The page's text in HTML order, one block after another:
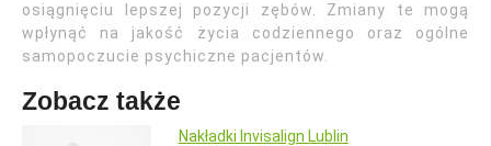
osiągnięciu lepszej pozycji zębów. Zmiany te mogą
wpłynąć na jakość życia codziennego oraz ogólne
samopoczucie psychiczne pacjentów.
Zobacz także
Nakładki Invisalign Lublin